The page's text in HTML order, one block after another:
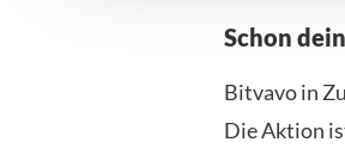
Schon
Bitvavo in
Die Aktion